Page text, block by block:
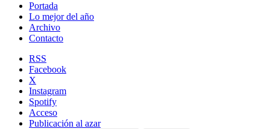
Portada
Lo mejor del año
Archivo
Contacto
RSS
Facebook
X
Instagram
Spotify
Acceso
Publicación al azar